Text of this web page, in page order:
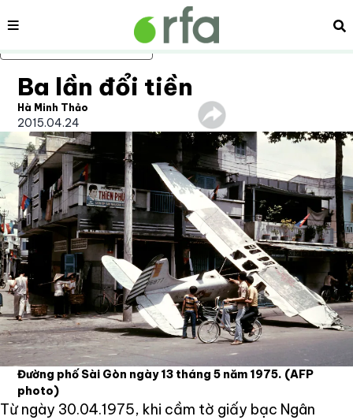
Bỏ qua nội dung chính
Nội dung
Ba lần đổi tiền
Hà Minh Thảo
2015.04.24
Đường phố Sài Gòn ngày 13 tháng 5 năm 1975. (AFP
photo)
Từ ngày 30.04.1975, khi cầm tờ giấy bạc Ngân